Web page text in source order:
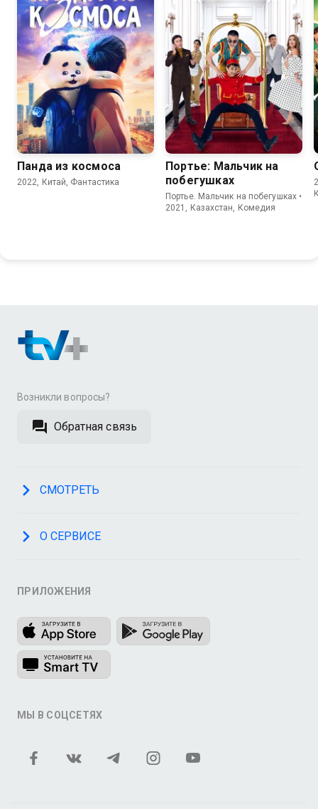
6.3 4.2
Панда из космоса
2022, Китай, Фантастика
4.7
Портье: Мальчик на
побегушках
Портье. Мальчик на побегушках •
2021, Казахстан, Комедия
Возникли вопросы?
Обратная связь
СМОТРЕТЬ
О СЕРВИСЕ
ПРИЛОЖЕНИЯ
МЫ В СОЦСЕТЯХ